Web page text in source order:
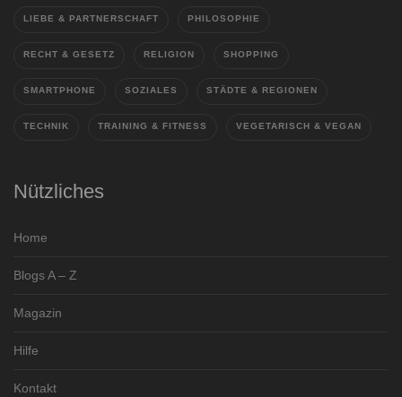
LIEBE & PARTNERSCHAFT PHILOSOPHIE
RECHT & GESETZ RELIGION SHOPPING
SMARTPHONE SOZIALES STÄDTE & REGIONEN
TECHNIK TRAINING & FITNESS VEGETARISCH & VEGAN
Nützliches
Home
Blogs A – Z
Magazin
Hilfe
Kontakt